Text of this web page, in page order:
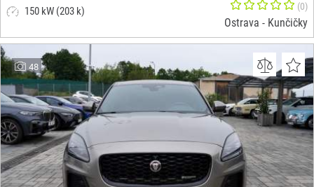
150 kW (203 k)
(0)
Ostrava - Kunčičky
48